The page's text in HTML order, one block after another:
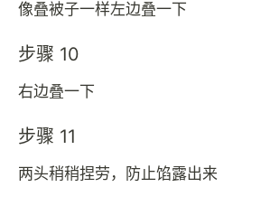
像叠被子一样左边叠一下
步骤 10
右边叠一下
步骤 11
两头稍稍捏劳，防止馅露出来